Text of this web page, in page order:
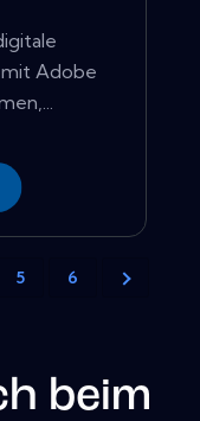
mit Adobe
5 6
beim